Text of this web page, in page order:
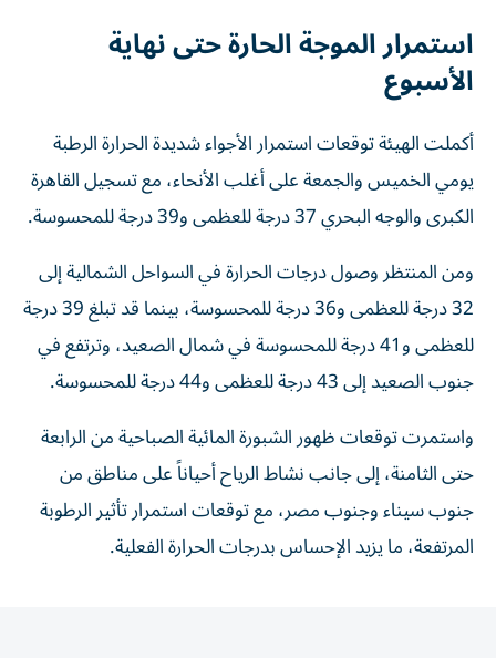
استمرار الموجة الحارة حتى نهاية
الأسبوع
أكملت الهيئة توقعات استمرار الأجواء شديدة الحرارة الرطبة
يومي الخميس والجمعة على أغلب الأنحاء، مع تسجيل القاهرة
الكبرى والوجه البحري 37 درجة للعظمى و39 درجة للمحسوسة.
ومن المنتظر وصول درجات الحرارة في السواحل الشمالية إلى
32 درجة للعظمى و36 درجة للمحسوسة، بينما قد تبلغ 39 درجة
للعظمى و41 درجة للمحسوسة في شمال الصعيد، وترتفع في
جنوب الصعيد إلى 43 درجة للعظمى و44 درجة للمحسوسة.
واستمرت توقعات ظهور الشبورة المائية الصباحية من الرابعة
حتى الثامنة، إلى جانب نشاط الرياح أحياناً على مناطق من
جنوب سيناء وجنوب مصر، مع توقعات استمرار تأثير الرطوبة
المرتفعة، ما يزيد الإحساس بدرجات الحرارة الفعلية.